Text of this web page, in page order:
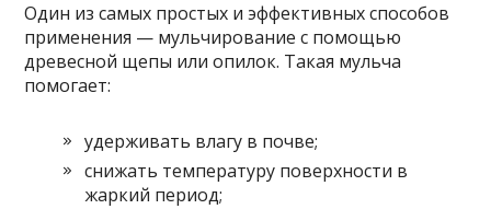
Один из самых простых и эффективных способов
применения — мульчирование с помощью
древесной щепы или опилок. Такая мульча
помогает:
удерживать влагу в почве;
снижать температуру поверхности в
жаркий период;